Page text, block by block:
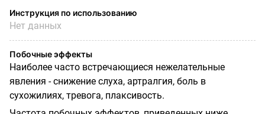
Инструкция по использованию
Нет данных
Побочные эффекты
Наиболее часто встречающиеся нежелательные
явления - снижение слуха, артралгия, боль в
сухожилиях, тревога, плаксивость.